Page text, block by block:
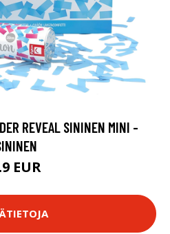
REVEAL SININEN MINI -
EUR